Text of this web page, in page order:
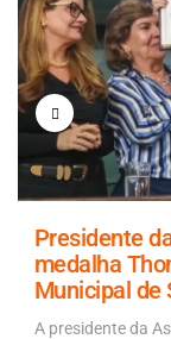
Presidente
medalha
Municipal de
A presidente da